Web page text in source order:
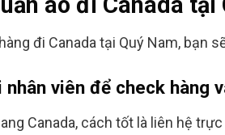
đi Canada tại Quý Nam, bạn
viên để check hàng
Canada, cách tốt là liên hệ